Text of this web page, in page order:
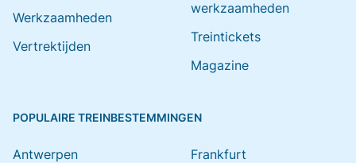
Werkzaamheden
Vertrektijden
werkzaamheden
Treintickets
Magazine
POPULAIRE TREINBESTEMMINGEN
Antwerpen
Frankfurt